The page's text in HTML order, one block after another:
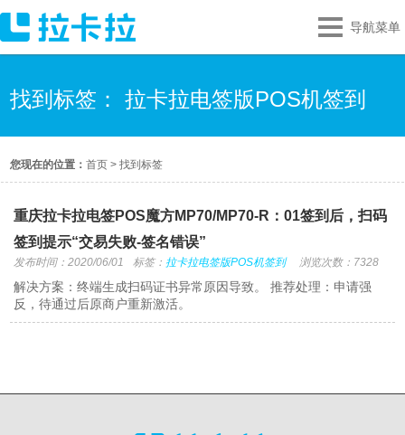
导航菜单
找到标签： 拉卡拉电签版POS机签到
您现在的位置：首页 >找到标签
重庆拉卡拉电签POS魔方MP70/MP70-R：01签到后，扫码
签到提示“交易失败-签名错误”
发布时间：2020/06/01 标签： 拉卡拉电签版POS机签到 浏览次数：7328
解决方案：终端生成扫码证书异常原因导致。 推荐处理：申请强
反，待通过后原商户重新激活。